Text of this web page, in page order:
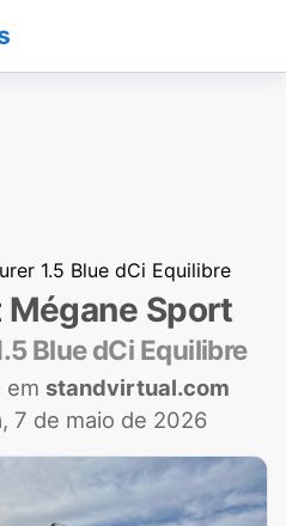
1.5 Blue dCi Equilibre
Mégane Sport
Blue dCi Equilibre
em standvirtual.com
7 de maio de 2026